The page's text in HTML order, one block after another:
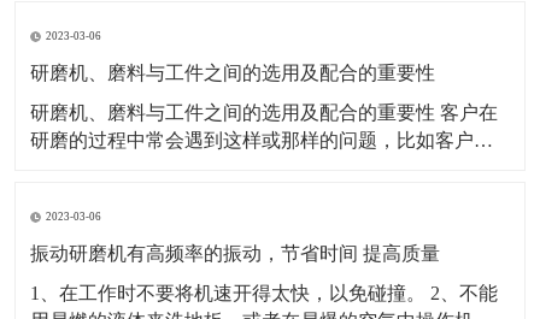
定期维护和保养,使自动抛光机处于良好的生产和运行状
态,保证了正常生产。首先
2023-03-06
研磨机、磨料与工件之间的选用及配合的重要性
研磨机、磨料与工件之间的选用及配合的重要性 客户在
研磨的过程中常会遇到这样或那样的问题，比如客户研
材料或研磨机械造成的。 例如，一个生产箱包五金的客
户，他的产品都是锌合金压铸件，他使用棕刚玉研磨
2023-03-06
振动研磨机有高频率的振动，节省时间 提高质量
1、在工作时不要将机速开得太快，以免碰撞。 2、不能